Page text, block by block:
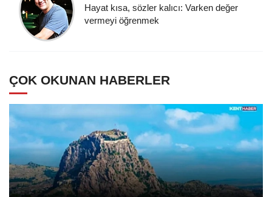
Hayat kısa, sözler kalıcı: Varken değer
vermeyi öğrenmek
ÇOK OKUNAN HABERLER